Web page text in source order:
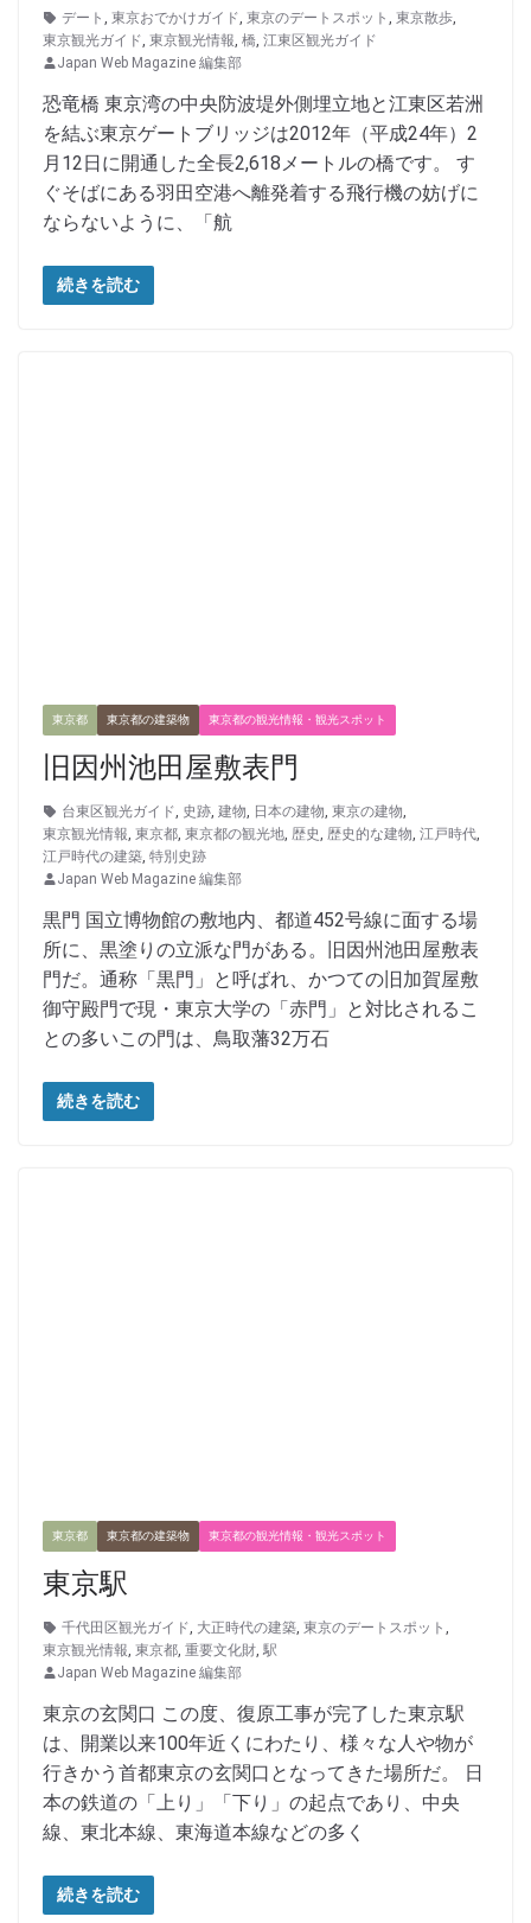
デート 東京おでかけガイド 東京のデートスポット 東京散歩
東京観光ガイド 東京観光情報 橋 江東区観光ガイド
Japan Web Magazine 編集部
恐竜橋 東京湾の中央防波堤外側埋立地と江東区若洲
を結ぶ東京ゲートブリッジは2012年（平成24年）2
月12日に開通した全長2,618メートルの橋です。 す
ぐそばにある羽田空港へ離発着する飛行機の妨げに
ならないように、「航
続きを読む
東京都 東京都の建築物 東京都の観光情報・観光スポット
旧因州池田屋敷表門
台東区観光ガイド 史跡 建物 日本の建物 東京の建物
東京観光情報 東京都 東京都の観光地 歴史 歴史的な建物 江戸時代
江戸時代の建築 特別史跡
Japan Web Magazine 編集部
黒門 国立博物館の敷地内、都道452号線に面する場
所に、黒塗りの立派な門がある。旧因州池田屋敷表
門だ。通称「黒門」と呼ばれ、かつての旧加賀屋敷
御守殿門で現・東京大学の「赤門」と対比されるこ
との多いこの門は、鳥取藩32万石
続きを読む
東京都 東京都の建築物 東京都の観光情報・観光スポット
東京駅
千代田区観光ガイド, 大正時代の建築, 東京のデートスポット ,
東京観光情報, 東京都, 重要文化財, 駅
Japan Web Magazine 編集部
東京の玄関口 この度、復原工事が完了した東京駅
は、開業以来100年近くにわたり、様々な人や物が
行きかう首都東京の玄関口となってきた場所だ。 日
本の鉄道の「上り」「下り」の起点であり、中央
線、東北本線、東海道本線などの多く
続きを読む